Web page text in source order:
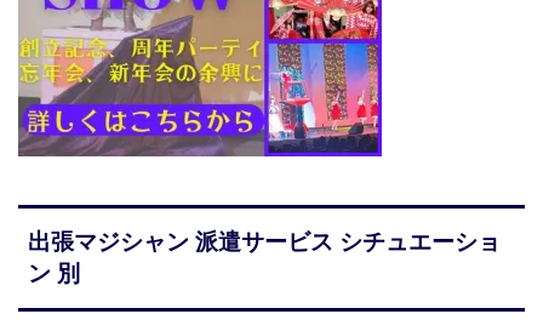
出張マジシャン 派遣サービス シチュエーショ
ン 別